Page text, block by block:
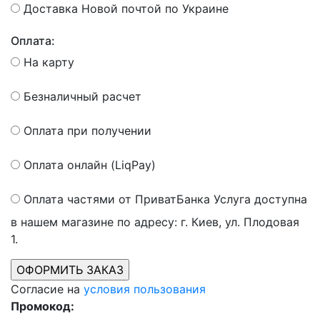
Доставка Новой почтой по Украине
Оплата:
На карту
Безналичный расчет
Оплата при получении
Оплата онлайн (LiqPay)
Оплата частями от ПриватБанка Услуга доступна
в нашем магазине по адресу: г. Киев, ул. Плодовая
1.
Согласие на условия пользования
Промокод: